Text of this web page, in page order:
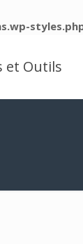
et Outils